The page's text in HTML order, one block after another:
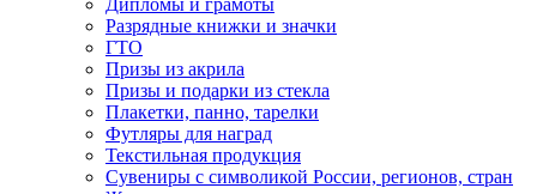
Дипломы и грамоты
Разрядные книжки и значки
ГТО
Призы из акрила
Призы и подарки из стекла
Плакетки, панно, тарелки
Футляры для наград
Текстильная продукция
Сувениры с символикой России, регионов, стран